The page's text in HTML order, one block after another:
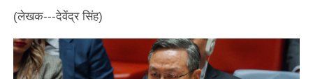
(लेखक---देवेंद्र सिंह)